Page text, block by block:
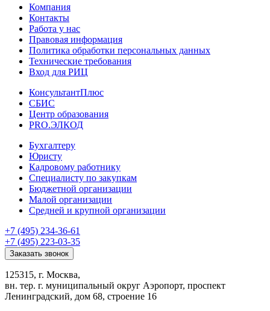
Компания
Контакты
Работа у нас
Правовая информация
Политика обработки персональных данных
Технические требования
Вход для РИЦ
КонсультантПлюс
СБИС
Центр образования
PRO.ЭЛКОД
Бухгалтеру
Юристу
Кадровому работнику
Специалисту по закупкам
Бюджетной организации
Малой организации
Средней и крупной организации
+7 (495) 234-36-61
+7 (495) 223-03-35
Заказать звонок
125315, г. Москва,
вн. тер. г. муниципальный округ Аэропорт, проспект
Ленинградский, дом 68, строение 16